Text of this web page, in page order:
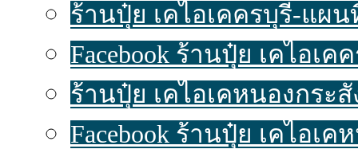
ร้านปุ๋ย เคไอเคครบุรี-แผ
Facebook ร้านปุ๋ย เคไอเ
ร้านปุ๋ย เคไอเคหนองกระ
Facebook ร้านปุ๋ย เคไอเ